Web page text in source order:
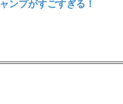
ャンプがすごすぎる！